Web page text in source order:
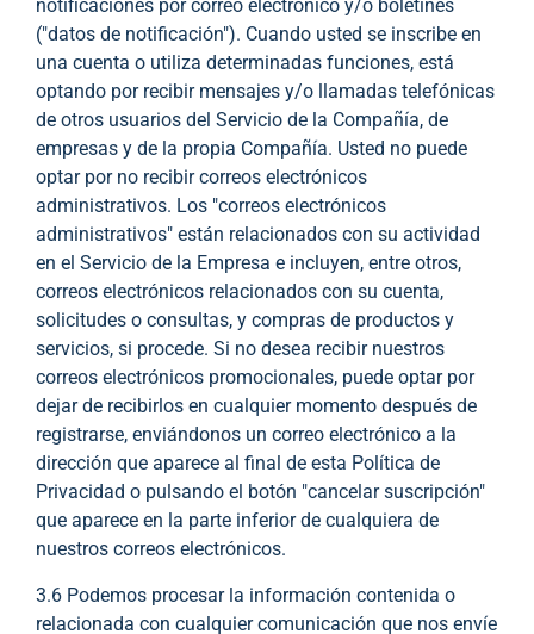
notificaciones por correo electrónico y/o boletines
("datos de notificación"). Cuando usted se inscribe en
una cuenta o utiliza determinadas funciones, está
optando por recibir mensajes y/o llamadas telefónicas
de otros usuarios del Servicio de la Compañía, de
empresas y de la propia Compañía. Usted no puede
optar por no recibir correos electrónicos
administrativos. Los "correos electrónicos
administrativos" están relacionados con su actividad
en el Servicio de la Empresa e incluyen, entre otros,
correos electrónicos relacionados con su cuenta,
solicitudes o consultas, y compras de productos y
servicios, si procede. Si no desea recibir nuestros
correos electrónicos promocionales, puede optar por
dejar de recibirlos en cualquier momento después de
registrarse, enviándonos un correo electrónico a la
dirección que aparece al final de esta Política de
Privacidad o pulsando el botón "cancelar suscripción"
que aparece en la parte inferior de cualquiera de
nuestros correos electrónicos.
3.6 Podemos procesar la información contenida o
relacionada con cualquier comunicación que nos envíe